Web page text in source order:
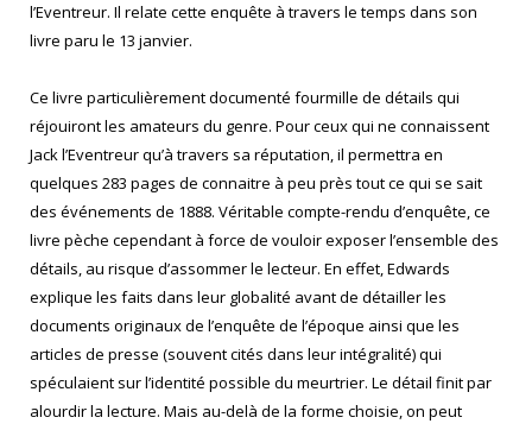
l’Eventreur. Il relate cette enquête à travers le temps dans son
livre paru le 13 janvier.
Ce livre particulièrement documenté fourmille de détails qui
réjouiront les amateurs du genre. Pour ceux qui ne connaissent
Jack l’Eventreur qu’à travers sa réputation, il permettra en
quelques 283 pages de connaitre à peu près tout ce qui se sait
des événements de 1888. Véritable compte-rendu d’enquête, ce
livre pèche cependant à force de vouloir exposer l’ensemble des
détails, au risque d’assommer le lecteur. En effet, Edwards
explique les faits dans leur globalité avant de détailler les
documents originaux de l’enquête de l’époque ainsi que les
articles de presse (souvent cités dans leur intégralité) qui
spéculaient sur l’identité possible du meurtrier. Le détail finit par
alourdir la lecture. Mais au-delà de la forme choisie, on peut